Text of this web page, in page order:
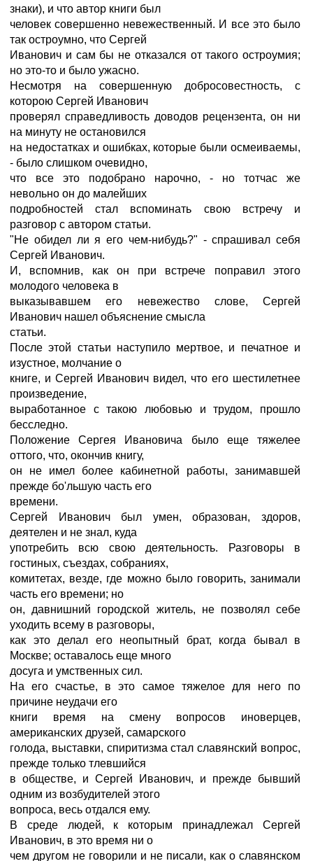
знаки), и что автор книги был
человек совершенно невежественный. И все это было
так остроумно, что Сергей
Иванович и сам бы не отказался от такого остроумия;
но это-то и было ужасно.
Несмотря на совершенную добросовестность, с
которою Сергей Иванович
проверял справедливость доводов рецензента, он ни
на минуту не остановился
на недостатках и ошибках, которые были осмеиваемы,
- было слишком очевидно,
что все это подобрано нарочно, - но тотчас же
невольно он до малейших
подробностей стал вспоминать свою встречу и
разговор с автором статьи.
"Не обидел ли я его чем-нибудь?" - спрашивал себя
Сергей Иванович.
И, вспомнив, как он при встрече поправил этого
молодого человека в
выказывавшем его невежество слове, Сергей
Иванович нашел объяснение смысла
статьи.
После этой статьи наступило мертвое, и печатное и
изустное, молчание о
книге, и Сергей Иванович видел, что его шестилетнее
произведение,
выработанное с такою любовью и трудом, прошло
бесследно.
Положение Сергея Ивановича было еще тяжелее
оттого, что, окончив книгу,
он не имел более кабинетной работы, занимавшей
прежде бо'льшую часть его
времени.
Сергей Иванович был умен, образован, здоров,
деятелен и не знал, куда
употребить всю свою деятельность. Разговоры в
гостиных, съездах, собраниях,
комитетах, везде, где можно было говорить, занимали
часть его времени; но
он, давнишний городской житель, не позволял себе
уходить всему в разговоры,
как это делал его неопытный брат, когда бывал в
Москве; оставалось еще много
досуга и умственных сил.
На его счастье, в это самое тяжелое для него по
причине неудачи его
книги время на смену вопросов иноверцев,
американских друзей, самарского
голода, выставки, спиритизма стал славянский вопрос,
прежде только тлевшийся
в обществе, и Сергей Иванович, и прежде бывший
одним из возбудителей этого
вопроса, весь отдался ему.
В среде людей, к которым принадлежал Сергей
Иванович, в это время ни о
чем другом не говорили и не писали, как о славянском